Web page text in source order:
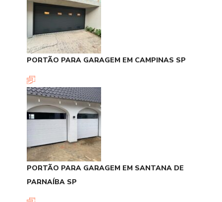
PORTÃO PARA GARAGEM EM CAMPINAS SP
PORTÃO PARA GARAGEM EM SANTANA DE
PARNAÍBA SP